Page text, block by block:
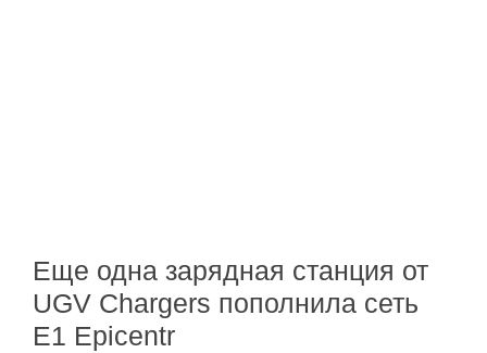
Еще одна зарядная станция от
UGV Chargers пополнила сеть
Е1 Epicentr